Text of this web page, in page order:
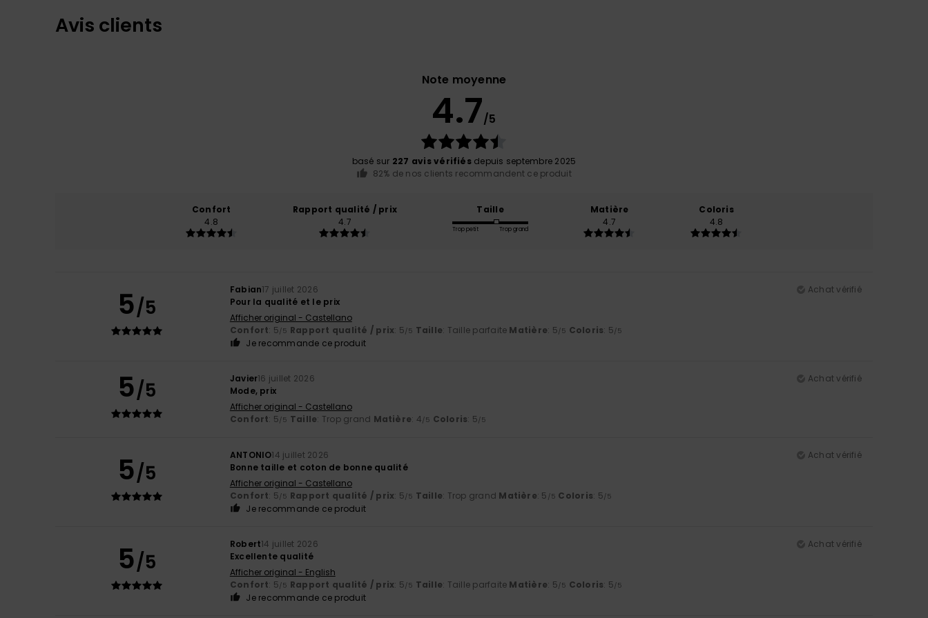
Avis clients
Note moyenne
4.7/5
basé sur 227 avis vérifiésdepuis septembre 2025
82% de nos clients recommandent ce produit
Confort
4.8
Rapport qualité / prix
4.7
Taille
Trop petit Trop grand
Matière
4.7
Coloris
4.8
5/5
Fabian17 juillet 2026
Achat vérifié
Pour la qualité et le prix
Afficher original - Castellano
Confort: 5/5 Rapport qualité / prix: 5/5 Taille: Taille parfaite Matière: 5/5 Coloris: 5/5
Je recommande ce produit
5/5 Javier16 juillet 2026
Achat vérifié
Mode, prix
Afficher original - Castellano
Confort: 5/5 Taille: Trop grand Matière: 4/5 Coloris: 5/5
5/5
ANTONIO14 juillet 2026
Achat vérifié
Bonne taille et coton de bonne qualité
Afficher original - Castellano
Confort: 5/5 Rapport qualité / prix: 5/5 Taille: Trop grand Matière: 5 /5 Coloris: 5/5
Je recommande ce produit
5/5
Robert14 juillet 2026
Achat vérifié
Excellente qualité
Afficher original - English
Confort: 5/5 Rapport qualité / prix: 5/5 Taille: Taille parfaite Matière: 5/5 Coloris: 5/5
Je recommande ce produit